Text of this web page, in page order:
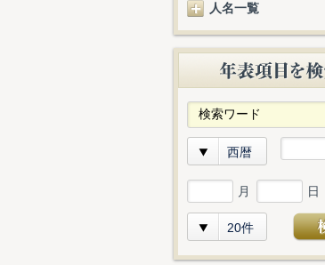
人名一覧
西暦
月 日
20件